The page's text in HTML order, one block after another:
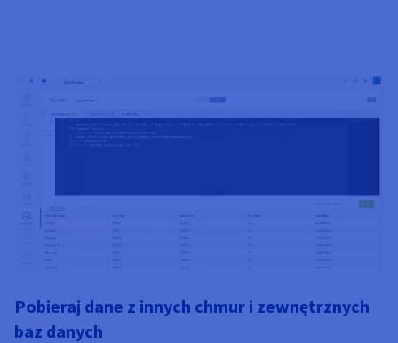
Pobieraj dane z innych chmur i zewnętrznych
baz danych